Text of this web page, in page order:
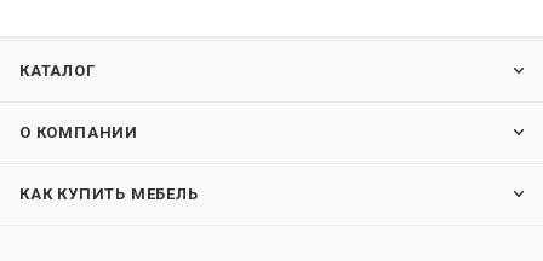
КАТАЛОГ
О КОМПАНИИ
КАК КУПИТЬ МЕБЕЛЬ